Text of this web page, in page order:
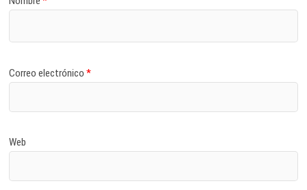
Correo electrónico*
Web